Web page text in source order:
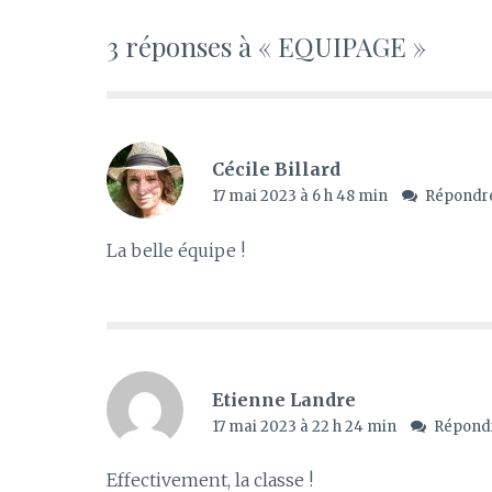
3 réponses à « EQUIPAGE »
Cécile Billard
17 mai 2023 à 6 h 48 min
La belle équipe !
Etienne Landre
17 mai 2023 à 22 h 24 min
Effectivement, la classe !